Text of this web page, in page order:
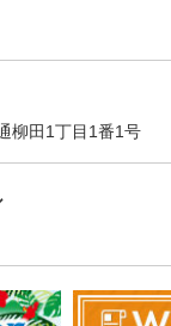
柳田1丁目1番1号